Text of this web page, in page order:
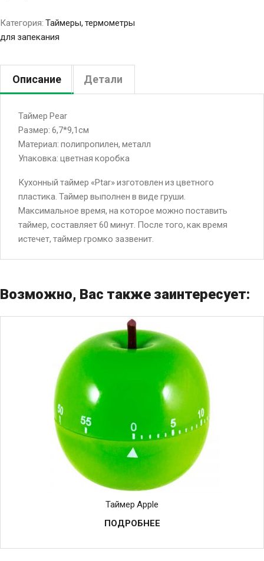
Категория: Таймеры, термометры
для запекания
Описание Детали
Таймер Pear
Размер: 6,7*9,1см
Материал: полипропилен, металл
Упаковка: цветная коробка
Кухонный таймер «Ptar» изготовлен из цветного
пластика. Таймер выполнен в виде груши.
Максимальное время, на которое можно поставить
таймер, составляет 60 минут. После того, как время
истечет, таймер громко зазвенит.
Возможно, Вас также заинтересует:
Таймер Apple
ПОДРОБНЕЕ